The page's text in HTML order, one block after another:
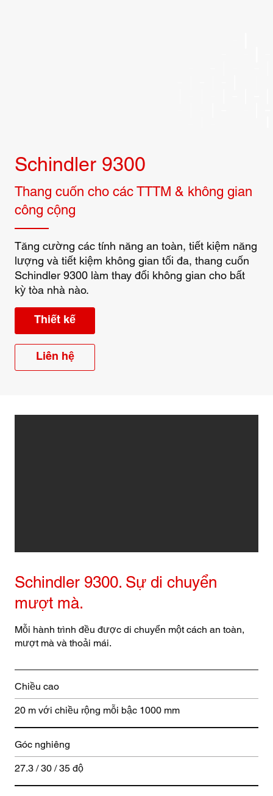
Schindler 9300
Thang cuốn cho các TTTM & không gian
công cộng
Tăng cường các tính năng an toàn, tiết kiệm năng
lượng và tiết kiệm không gian tối đa, thang cuốn
Schindler 9300 làm thay đổi không gian cho bất
kỳ tòa nhà nào.
Thiết kế
Liên hệ
Schindler 9300. Sự di chuyển
mượt mà.
Mỗi hành trình đều được di chuyển một cách an toàn,
mượt mà và thoải mái.
Chiều cao
20 m với chiều rộng mỗi bậc 1000 mm
Góc nghiêng
27.3 / 30 / 35 độ